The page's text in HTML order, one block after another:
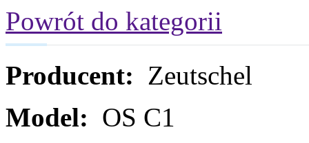
Powrót do kategorii
Producent: Zeutschel
Model: OS C1